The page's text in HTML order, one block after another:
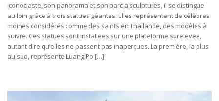
iconoclaste, son panorama et son parc à sculptures, il se distingue
au loin grâce à trois statues géantes. Elles représentent de célèbres
moines considérés comme des saints en Thaïlande, des modèles à
suivre. Ces statues sont installées sur une plateforme surélevée,
autant dire qu’elles ne passent pas inaperçues. La première, la plus
au sud, représente Luang Po […]